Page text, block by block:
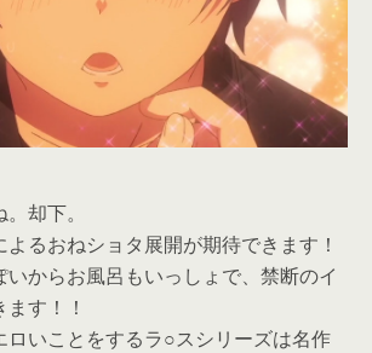
却下。
よるおねショタ展開が期待できます！
いからお風呂もいっしょで、禁断のイ
す！！
ロいことをするラ○スシリーズは名作